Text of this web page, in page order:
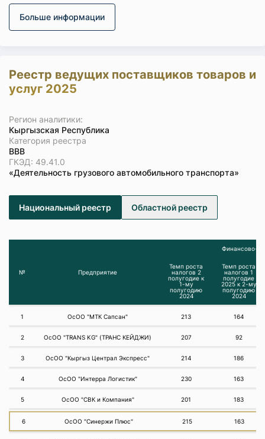
Больше информации
Реестр ведущих поставщиков товаров и
услуг 2025
Регион аналитики:
Кыргызская Республика
Категория реестра
ВВВ
ГКЭД: 49.41.0
«Деятельность грузового автомобильного транспорта»
Национальный реестр Областной реестр
№ Предприятие
Финансово-
Темп роста
налогов 2
полугодие к
1-му
полугодию
2024
Темп роста
налогов 1
полугодие
2025 к 2-му
полугодию
2024
1 ОсОО "МТК Сапсан" 213 164
2 ОсОО "TRANS KG" (ТРАНС КЕЙДЖИ) 207 92
3 ОсОО "Кыргыз Централ Экспресс" 214 186
4 ОсОО "Интерра Логистик" 230 163
5 ОсОО "СВК и Компания" 201 183
6 ОсОО "Синержи Плюс" 215 163